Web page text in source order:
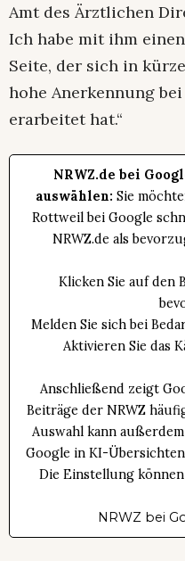
Amt des Ärztlichen
Ich habe mit ihm
Seite, der sich in
hohe Anerkennung
erarbeitet hat.“
NRWZ.de bei
auswählen: Sie
Rottweil bei Google
NRWZ.de als
Klicken Sie auf den
Melden Sie sich bei
Aktivieren Sie das
Anschließend zeigt
Beiträge der NRWZ
Auswahl kann
Google in KI-
Die Einstellung
NRWZ bei